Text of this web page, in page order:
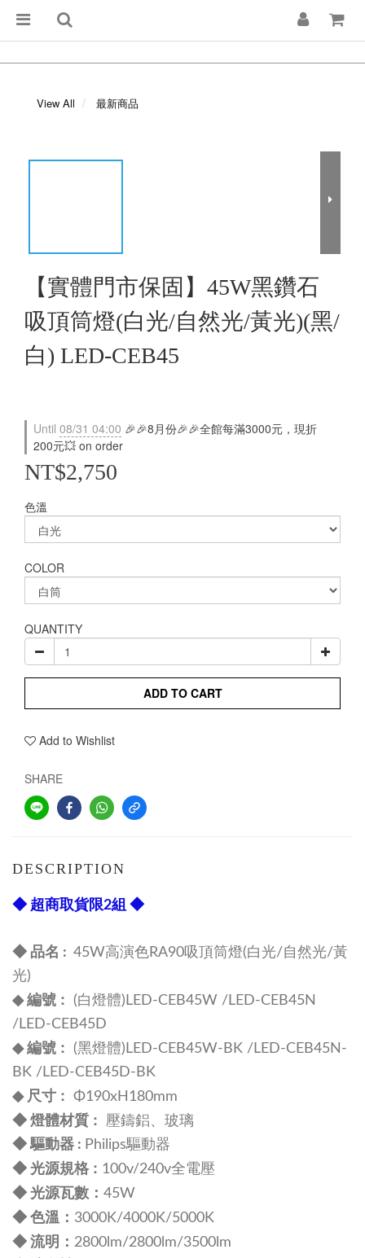
View All 最新商品
【實體門市保固】45W黑鑽石
吸頂筒燈(白光/自然光/黃光)(黑/
白) LED-CEB45
Until 08/31 04:00 🎉🎉8月份🎉🎉全館每滿3000元，現折
200元💥 on order
NT$2,750
色溫
COLOR
QUANTITY
ADD TO CART
Add to Wishlist
SHARE
DESCRIPTION
◆ 超商取貨限2組 ◆
◆ 品名 : 45W高演色RA90吸頂筒燈(白光/自然光/黃
光)
◆編號 : (白燈體)LED-CEB45W /LED-CEB45N
/LED-CEB45D
◆編號 : (黑燈體) LED-CEB45W-BK /LED-CEB45N-
BK /LED-CEB45D-BK
◆ 尺寸 :
Φ190xH180mm
◆ 燈體材質 : 壓鑄鋁、玻璃
◆ 驅動器 : Philips驅動器
◆ 光源規格 : 100v/240v全電壓
◆ 光源瓦數 ： 45W
◆ 色溫 ： 3000K/4000K/5000K
◆ 流明 ： 2800lm/2800lm/3500lm